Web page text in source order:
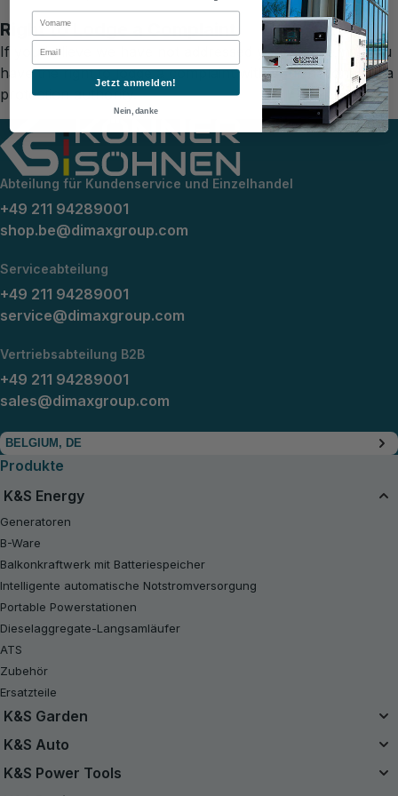
Right to Lodge a Complaint
If you believe we have not addressed your concerns, you
have the right to lodge a complaint with your national data
protection authority.
Abteilung für Kundenservice und Einzelhandel
+49 211 94289001
shop.be@dimaxgroup.com
Serviceabteilung
+49 211 94289001
service@dimaxgroup.com
Vertriebsabteilung B2B
+49 211 94289001
sales@dimaxgroup.com
BELGIUM, DE
Produkte
K&S Energy
Generatoren
B-Ware
Balkonkraftwerk mit Batteriespeicher
Intelligente automatische Notstromversorgung
Portable Powerstationen
Dieselaggregate-Langsamläufer
ATS
Zubehör
Ersatzteile
K&S Garden
Das Einzelbatteriesystem
K&S Auto
Luftkompressor
K&S Power Tools
First Name
Email
Jetzt anmelden!
Nein, danke